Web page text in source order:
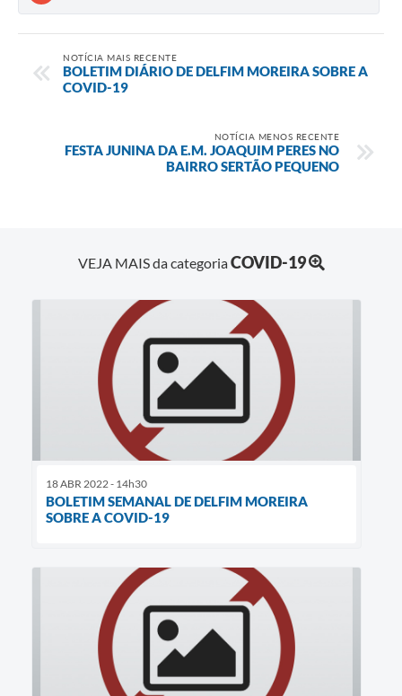
NOTÍCIA MAIS RECENTE
BOLETIM DIÁRIO DE DELFIM MOREIRA SOBRE A
COVID-19
NOTÍCIA MENOS RECENTE
FESTA JUNINA DA E.M. JOAQUIM PERES NO
BAIRRO SERTÃO PEQUENO
VEJA MAIS da categoriaCOVID-19
18 ABR 2022 - 14h30
BOLETIM SEMANAL DE DELFIM MOREIRA
SOBRE A COVID-19